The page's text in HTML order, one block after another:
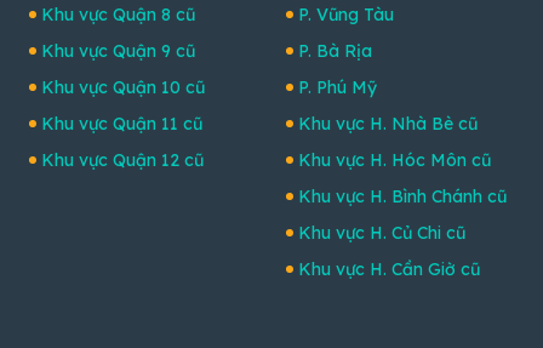
Khu vực Quận 8 cũ
Khu vực Quận 9 cũ
Khu vực Quận 10 cũ
Khu vực Quận 11 cũ
Khu vực Quận 12 cũ
P. Vũng Tàu
P. Bà Rịa
P. Phú Mỹ
Khu vực H. Nhà Bè cũ
Khu vực H. Hóc Môn cũ
Khu vực H. Bình Chánh cũ
Khu vực H. Củ Chi cũ
Khu vực H. Cần Giờ cũ